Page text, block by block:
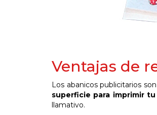
Ventajas de
Los abanicos publicitarios
superficie para imprimir
llamativo.